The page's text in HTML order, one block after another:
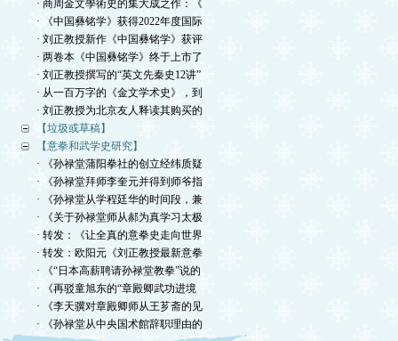
· 商周金文學術史的集大成之作：《
· 《中国彝铭学》获得2022年度国际
· 刘正教授新作《中国彝铭学》获评
· 两卷本《中国彝铭学》终于上市了
· 刘正教授撰写的“英文先秦史12讲”
· 从一百万字的《金文学术史》，到
· 刘正教授为北京友人释读其购买的
【垃圾或草稿】
【意拳和武学史研究】
· 《孙禄堂蒲阳拳社的创立经纬质疑
· 《孙禄堂拜师李奎元并得到师爷指
· 《孙禄堂从学程廷华的时间段，兼
· 《关于孙禄堂师从郝为真学习太极
· 转发：《让全真的意拳史走向世界
· 转发：欧阳元《刘正教授最新意拳
· 《“日本高薪聘请孙禄堂教拳”说的
· 《再驳童旭东的“章殿卿武功进境
· 《李天骥对章殿卿师从王芗斋的见
· 《孙禄堂从中央国术館辞职理由的